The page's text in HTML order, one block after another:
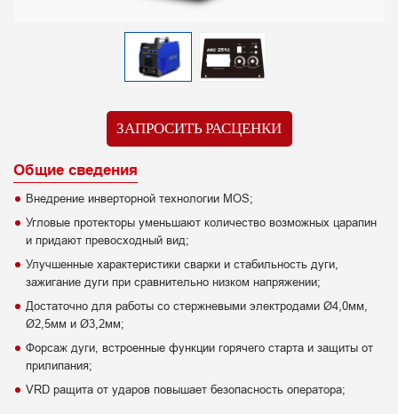
ЗАПРОСИТЬ РАСЦЕНКИ
Общие сведения
Внедрение инверторной технологии MOS;
Угловые протекторы уменьшают количество возможных царапин
и придают превосходный вид;
Улучшенные характеристики сварки и стабильность дуги,
зажигание дуги при сравнительно низком напряжении;
Достаточно для работы со стержневыми электродами Ø4,0мм,
Ø2,5мм и Ø3,2мм;
Форсаж дуги, встроенные функции горячего старта и защиты от
прилипания;
VRD pащита от ударов повышает безопасность оператора;